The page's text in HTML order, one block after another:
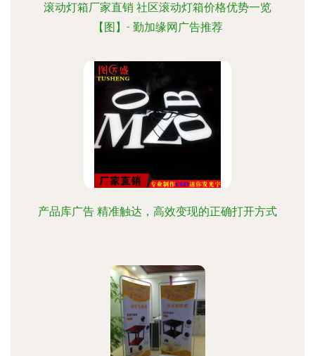
滚动灯箱厂家直销 社区滚动灯箱价格优势一览
【图】- 勤加缘网广告推荐
产品库广告 精准触达，高效变现的正确打开方式